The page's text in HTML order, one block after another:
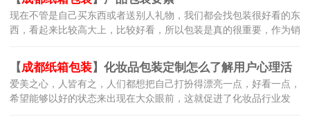
的...
现在不管是自己买东西或者送别人礼物，我们都会找包装很好看的东
西，看起来比较高大上，比较好看，所以包装是真的很重要，作为销
您作为在线零售商的声誉可能会受到严重影响，无论是积极的还是
消...
【成都纸箱包装】化妆品包装定制怎么了解用户心理活
动？
爱美之心，人皆有之，人们都想把自己打扮得漂亮一点，好看一点，
希望能够以好的状态来出现在大众眼前，这就促进了化妆品行业发